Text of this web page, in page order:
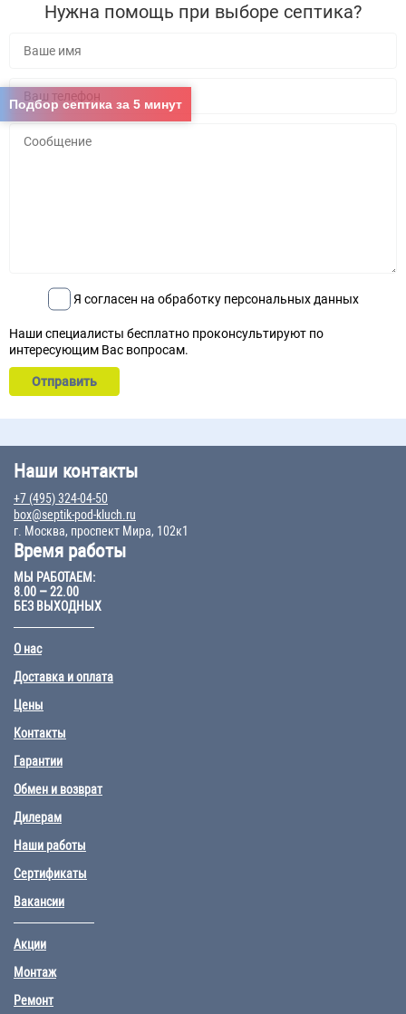
Нужна помощь при выборе септика?
Я согласен на обработку персональных данных
Наши специалисты бесплатно проконсультируют по
интересующим Вас вопросам.
Наши контакты
+7 (495) 324-04-50
box@septik-pod-kluch.ru
г. Москва, проспект Мира, 102к1
Время работы
МЫ РАБОТАЕМ:
8.00 – 22.00
БЕЗ ВЫХОДНЫХ
О нас
Доставка и оплата
Цены
Контакты
Гарантии
Обмен и возврат
Дилерам
Наши работы
Сертификаты
Вакансии
Акции
Монтаж
Ремонт
Подбор септика за 5 минут